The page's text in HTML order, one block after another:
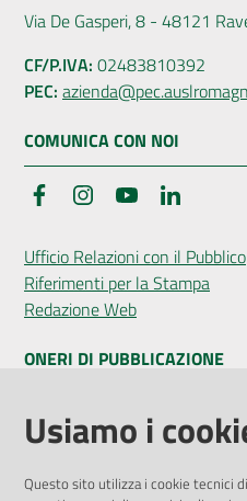
Via De Gasperi, 8 - 48121
CF/P.IVA: 02483810392
PEC:
COMUNICA CON NOI
FacebookInstagramYouTube
Ufficio Relazioni con il Pubblico
Riferimenti per la Stampa
Redazione Web
ONERI DI PUBBLICAZIONE
Amministrazione Trasparente
Pubblicità legale
Privacy Policy
Usiamo i
Questo sito utilizza i cookie tecnici